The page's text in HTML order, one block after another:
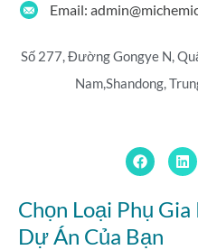
Email:
Số 277, Đường Gongye N,
Nam,Shandong,
Chọn Loại Phụ
Dự Án Của Bạn